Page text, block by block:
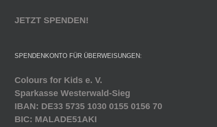
JETZT SPENDEN!
SPENDENKONTO FÜR ÜBERWEISUNGEN:
Colours for Kids e. V.
Sparkasse Westerwald-Sieg
IBAN: DE33 5735 1030 0155 0156 70
BIC: MALADE51AKI